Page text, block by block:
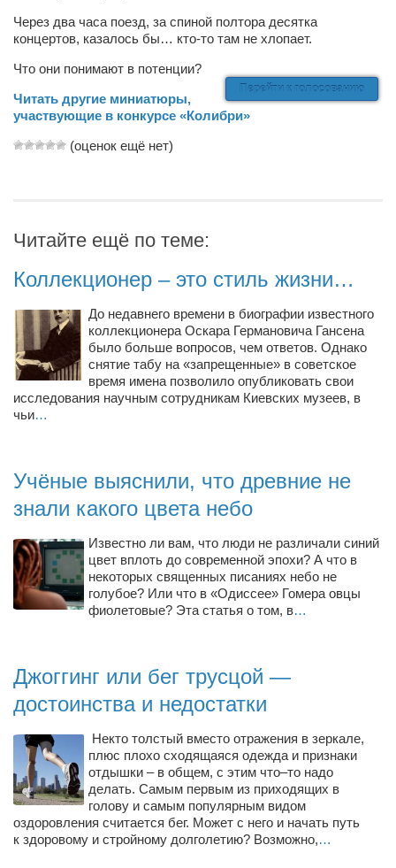
МАГАЗИН СТИХОВ НА ЗАКАЗ
«Павел» — магазин мужской одежды
Туризм
«Траверс» — экипировочный центр
Евгений Касьяненко
Сергей Коноз
Денис Федченко
Звукорежиссёры
Alfom Studio
Guitarproduction Studio
Режиссёры
Художники
Надія Белокур
Анна Гидора
Леонтий Костур
Александр Садовский
Анна Черненко
Марина Фенота
Гостиная
Он и Она
Через два часа поезд, за спиной полтора десятка
концертов, казалось бы… кто-то там не хлопает.
Что они понимают в потенции?
Перейти к голосованию
Читать другие миниатюры,
участвующие в конкурсе «Колибри»
(оценок ещё нет)
Читайте ещё по теме:
Коллекционер – это стиль жизни…
До недавнего времени в биографии известного
коллекционера Оскара Германовича Гансена
было больше вопросов, чем ответов. Однако
снятие табу на «запрещенные» в советское
время имена позволило опубликовать свои
исследования научным сотрудникам Киевских музеев, в
чьи…
Учёные выяснили, что древние не
знали какого цвета небо
Известно ли вам, что люди не различали синий
цвет вплоть до современной эпохи? А что в
некоторых священных писаниях небо не
голубое? Или что в «Одиссее» Гомера овцы
фиолетовые? Эта статья о том, в…
Джоггинг или бег трусцой —
достоинства и недостатки
Некто толстый вместо отражения в зеркале,
плюс плохо сходящаяся одежда и признаки
отдышки – в общем, с этим что–то надо
делать. Самым первым из приходящих в
голову и самым популярным видом
оздоровления считается бег. Может с него и начать путь
к здоровому и стройному долголетию? Возможно,…